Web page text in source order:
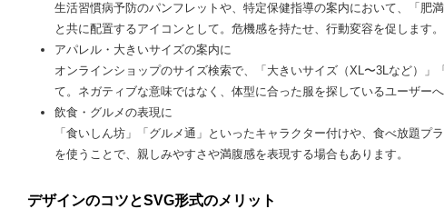
生活習慣病予防のパンフレットや、特定保健指導の案内において、「肥
と共に配置するアイコンとして。危機感を持たせ、行動変容を促します。
アパレル・大きいサイズの案内に
オンラインショップのサイズ検索で、「大きいサイズ（XL〜3Lなど）
て。ネガティブな意味ではなく、体型に合った服を探しているユーザー
飲食・グルメの表現に
「食いしん坊」「グルメ通」といったキャラクター付けや、食べ放題プ
を使うことで、親しみやすさや満腹感を表現する場合もあります。
デザインのコツとSVG形式のメリット